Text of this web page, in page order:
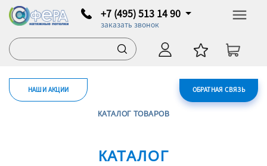
+7 (495) 513 14 90
заказать звонок
ОБРАТНАЯ СВЯЗЬ
НАШИ АКЦИИ
КАТАЛОГ ТОВАРОВ
КАТАЛОГ